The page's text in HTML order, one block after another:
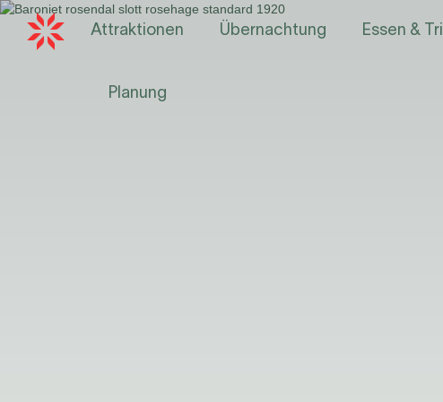
Attraktionen Übernachtung Essen &
Planung